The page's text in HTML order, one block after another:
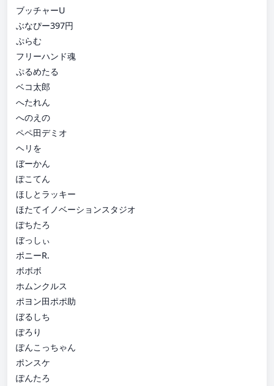
ブッチャーU
ぶなぴー397円
ぷらむ
フリーハンド魂
ぷるめたる
ベコ太郎
へたれん
へのえの
ペペ田デミオ
ヘリを
ぼーかん
ぽこてん
ほしとラッキー
ほたてイノベーションスタジオ
ぽちたろ
ぼっしぃ
ポニーR.
ボボボ
ホムンクルス
ポヨン田ポポ助
ぼるしち
ぽろり
ぽんこっちゃん
ポンスケ
ぽんたろ